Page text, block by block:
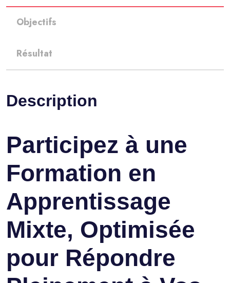
Objectifs
Résultat
Description
Participez à une
Formation en
Apprentissage
Mixte, Optimisée
pour Répondre